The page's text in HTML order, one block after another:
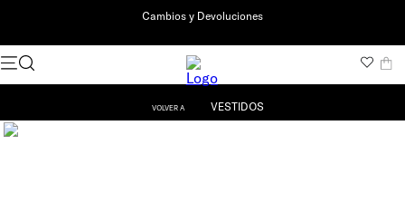
Cambios y Devoluciones
VESTIDOS